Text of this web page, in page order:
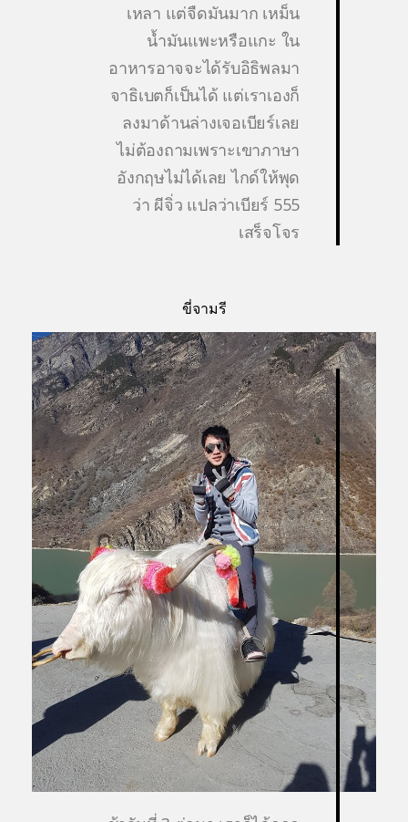
เหลา แต่จืดมันมาก เหม็น
น้ำมันแพะหรือแกะ ใน
อาหารอาจจะได้รับอิธิพลมา
จาธิเบตก็เป็นได้ แต่เราเองก็
ลงมาด้านล่างเจอเบียร์เลย
ไม่ต้องถามเพราะเขาภาษา
อังกฤษไม่ได้เลย ไกด์ให้พุด
ว่า ผีจิ่ว แปลว่าเบียร์ 555
เสร็จโจร
ขี่จามรี